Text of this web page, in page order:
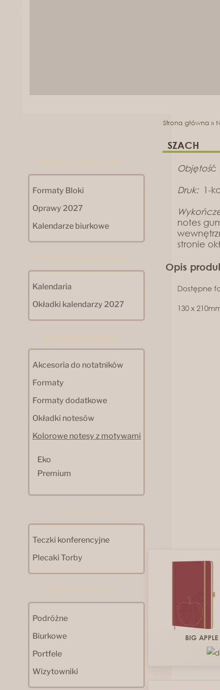
Formaty Bloki
Oprawy 2027
Kalendarze biurkowe
Kalendaria
Okładki kalendarzy 2027
Akcesoria do notatników
Formaty
Formaty dodatkowe
Okładki notesów
Kolorowe notesy z motywami
Eko
Premium
Teczki konferencyjne
Plecaki Torby
Podróżne
Biurkowe
Portfele
Wizytowniki
Strona główna »
SZACH
Objętość
Druk:1-
notes
stronie
Opis
Dostępne
130 x
BIG APPLE